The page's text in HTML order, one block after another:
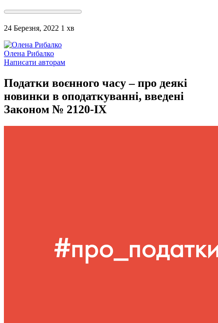
24 Березня, 2022 1 хв
Олена Рибалко
Написати авторам
Податки воєнного часу – про деякі
новинки в оподаткуванні, введені
Законом № 2120-IX